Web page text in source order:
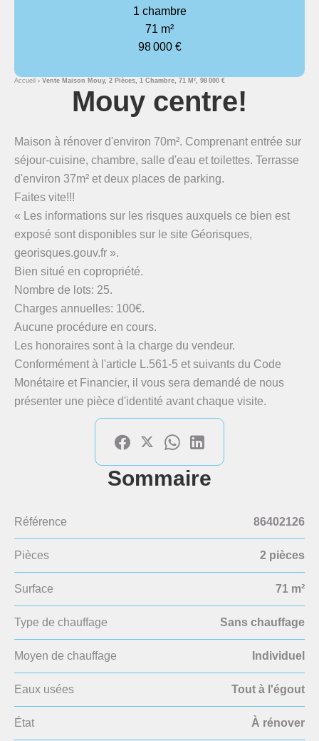
1 chambre
71 m²
98 000 €
Accueil Vente Maison Mouy, 2 Pièces, 1 Chambre, 71 M², 98 000 €
Mouy centre!
Maison à rénover d'environ 70m². Comprenant entrée sur
séjour-cuisine, chambre, salle d'eau et toilettes. Terrasse
d'environ 37m² et deux places de parking.
Faites vite!!!
« Les informations sur les risques auxquels ce bien est
exposé sont disponibles sur le site Géorisques,
georisques.gouv.fr ».
Bien situé en copropriété.
Nombre de lots: 25.
Charges annuelles: 100€.
Aucune procédure en cours.
Les honoraires sont à la charge du vendeur.
Conformément à l'article L.561-5 et suivants du Code
Monétaire et Financier, il vous sera demandé de nous
présenter une pièce d'identité avant chaque visite.
Sommaire
Référence 86402126
Pièces 2 pièces
Surface 71 m²
Type de chauffage Sans chauffage
Moyen de chauffage Individuel
Eaux usées Tout à l'égout
État À rénover